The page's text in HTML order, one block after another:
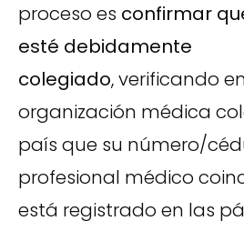
proceso es confirmar
esté debidamente
colegiado, verificando
organización médica
país que su número/
profesional médico
está registrado en las